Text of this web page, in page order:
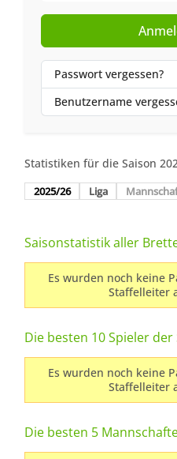
Passwort vergessen?
Benutzername
Statistiken für die Saison
2025/26 Liga
Saisonstatistik aller
Es wurden noch keine
Staffelleiter
Die besten 10 Spieler der
Es wurden noch keine
Staffelleiter
Die besten 5